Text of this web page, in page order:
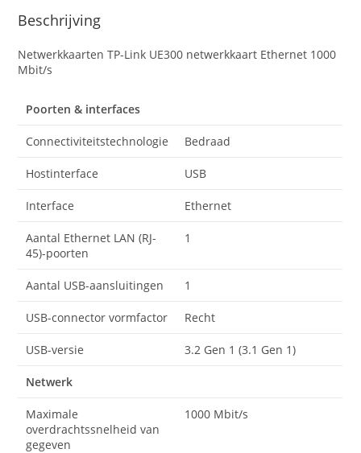
Beschrijving
Netwerkkaarten TP-Link UE300 netwerkkaart Ethernet 1000
Mbit/s
Poorten & interfaces
Connectiviteitstechnologie Bedraad
Hostinterface USB
Interface Ethernet
Aantal Ethernet LAN (RJ-
45)-poorten
1
Aantal USB-aansluitingen 1
USB-connector vormfactor Recht
USB-versie 3.2 Gen 1 (3.1 Gen 1)
Netwerk
Maximale
overdrachtssnelheid van
gegeven
1000 Mbit/s